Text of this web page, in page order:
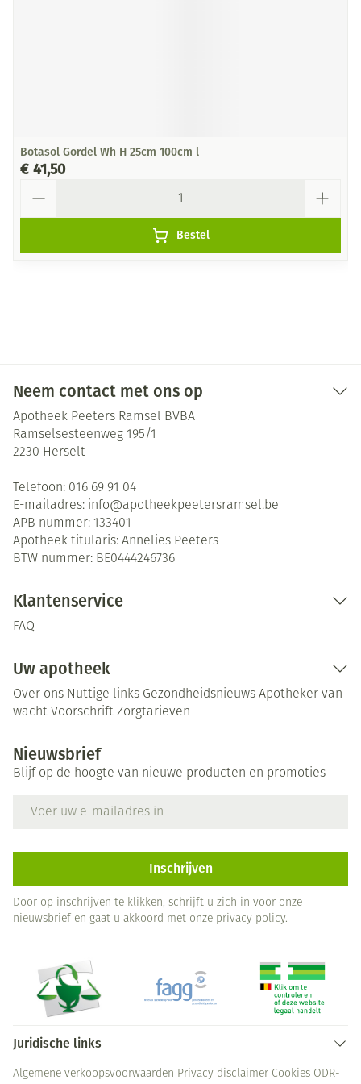
Botasol Gordel Wh H 25cm 100cm l
€ 41,50
Bestel
Neem contact met ons op
Apotheek Peeters Ramsel BVBA
Ramselsesteenweg 195/1
2230 Herselt
Telefoon: 016 69 91 04
E-mailadres: info@apotheekpeetersramsel.be
APB nummer: 133401
Apotheek titularis: Annelies Peeters
BTW nummer: BE0444246736
Klantenservice
FAQ
Uw apotheek
Over ons Nuttige links Gezondheidsnieuws Apotheker van
wacht Voorschrift Zorgtarieven
Nieuwsbrief
Blijf op de hoogte van nieuwe producten en promoties
Inschrijven
Door op inschrijven te klikken, schrijft u zich in voor onze
nieuwsbrief en gaat u akkoord met onze privacy policy.
Juridische links
Algemene verkoopsvoorwaarden Privacy disclaimer Cookies ODR-